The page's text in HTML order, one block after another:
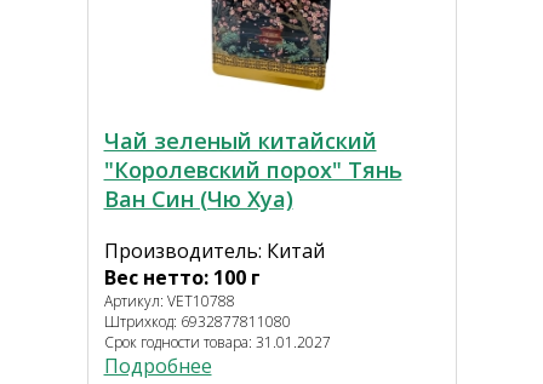
Чай зеленый китайский
"Королевский порох" Тянь
Ван Син (Чю Хуа)
Производитель: Китай
Вес нетто: 100 г
Артикул: VET10788
Штрихкод: 6932877811080
Срок годности товара: 31.01.2027
Подробнее